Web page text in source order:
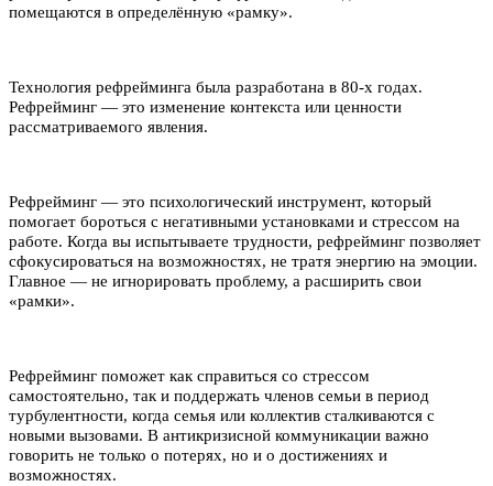
помещаются в определённую «рамку».
Технология рефрейминга была разработана в 80-х годах.
Рефрейминг — это изменение контекста или ценности
рассматриваемого явления.
Рефрейминг — это психологический инструмент, который
помогает бороться с негативными установками и стрессом на
работе. Когда вы испытываете трудности, рефрейминг позволяет
сфокусироваться на возможностях, не тратя энергию на эмоции.
Главное — не игнорировать проблему, а расширить свои
«рамки».
Рефрейминг поможет как справиться со стрессом
самостоятельно, так и поддержать членов семьи в период
турбулентности, когда семья или коллектив сталкиваются с
новыми вызовами. В антикризисной коммуникации важно
говорить не только о потерях, но и о достижениях и
возможностях.